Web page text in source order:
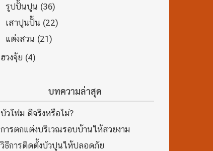
รูปปั้นปูน (36)
เสาปูนปั้น (22)
แต่งสวน (21)
ฮวงจุ้ย (4)
บทความล่าสุด
บัวโฟม ดีจริงหรือไม่?
การตกแต่งบริเวณรอบบ้านให้สวยงาม
วิธีการติดตั้งบัวปูนให้ปลอดภัย